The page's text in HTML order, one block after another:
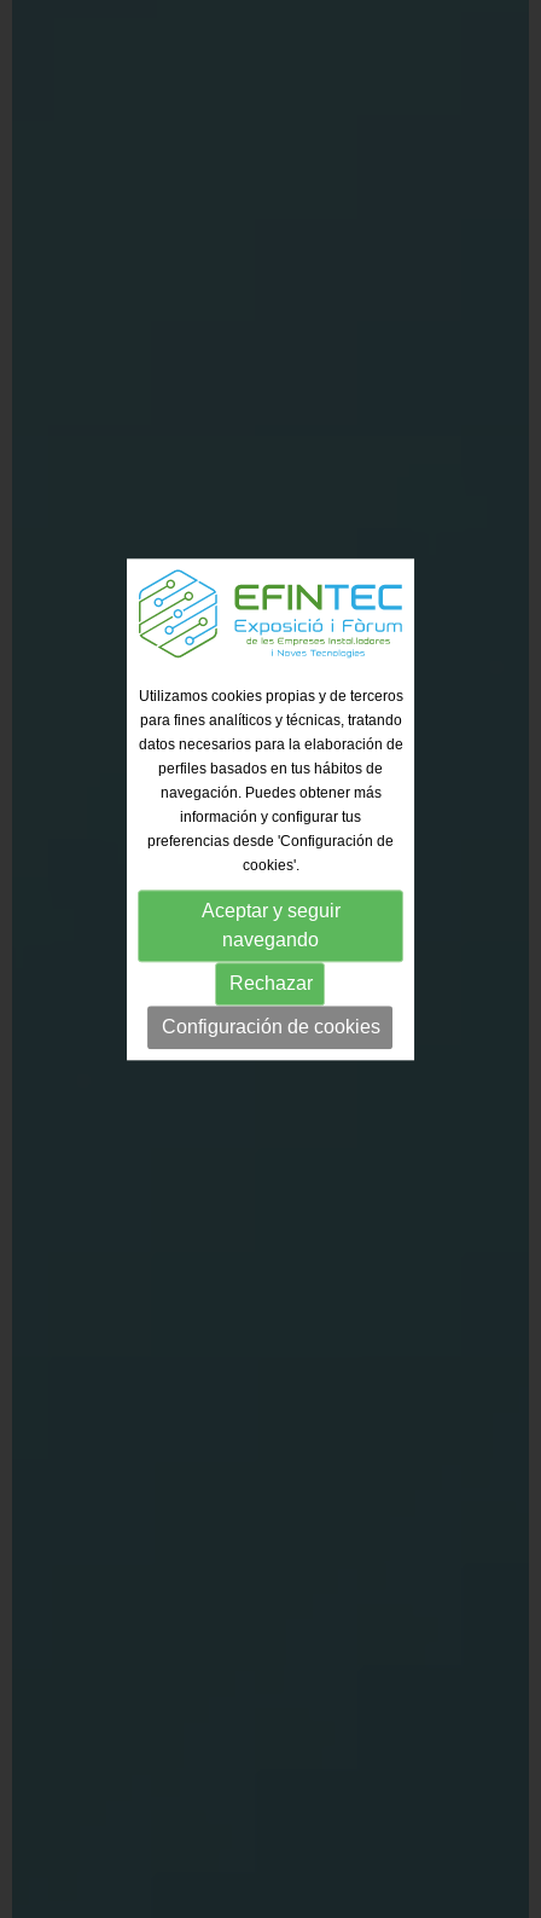
Utilizamos cookies propias y de terceros
para fines analíticos y técnicas, tratando
datos necesarios para la elaboración de
perfiles basados en tus hábitos de
navegación. Puedes obtener más
información y configurar tus
preferencias desde 'Configuración de
cookies'.
Aceptar y seguir
navegando
Rechazar
Configuración de cookies